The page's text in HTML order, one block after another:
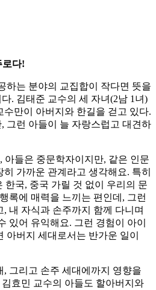
로다!
하는 분야의 교집합이 작다면 뜻을
. 김태준 교수의 세 자녀(2남 1녀)
만이 아버지와 한길을 걷고 있다.
그런 아들이 늘 자랑스럽고 대견하
아들은 중문학자이지만, 같은 인문
가까운 관계라고 생각해요. 특히
한국, 중국 가릴 것 없이 우리의 문
록에 매력을 느끼는 편인데, 그런
내 자식과 손주까지 함께 다니며
있어 유익해요. 그런 경험이 아이
아버지 세대로서는 반가운 일이
그리고 손주 세대에까지 영향을
효민 교수의 아들도 할아버지와